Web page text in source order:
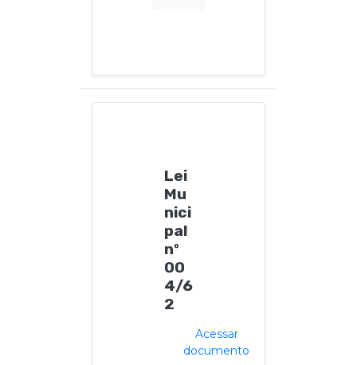
Lei
Mu
nici
pal
nº
00
4/6
2
Acessar
documento